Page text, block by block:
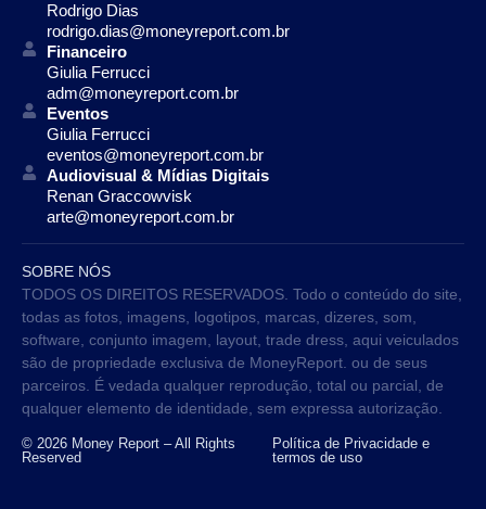
Rodrigo Dias
rodrigo.dias@moneyreport.com.br
Financeiro
Giulia Ferrucci
adm@moneyreport.com.br
Eventos
Giulia Ferrucci
eventos@moneyreport.com.br
Audiovisual & Mídias Digitais
Renan Graccowvisk
arte@moneyreport.com.br
SOBRE NÓS
TODOS OS DIREITOS RESERVADOS. Todo o conteúdo do site,
todas as fotos, imagens, logotipos, marcas, dizeres, som,
software, conjunto imagem, layout, trade dress, aqui veiculados
são de propriedade exclusiva de MoneyReport. ou de seus
parceiros. É vedada qualquer reprodução, total ou parcial, de
qualquer elemento de identidade, sem expressa autorização.
© 2026 Money Report – All Rights
Reserved
Política de Privacidade e
termos de uso